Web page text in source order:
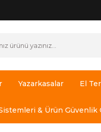
Yazarkasalar El
& Ürün Güvenlik